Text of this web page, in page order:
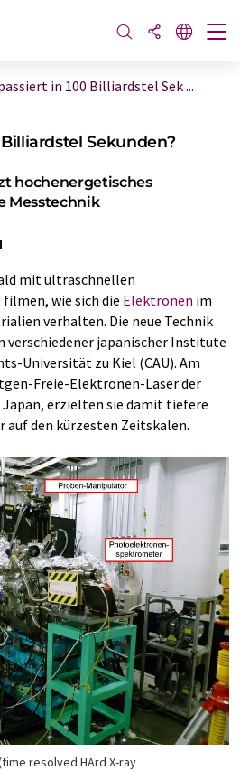
in 100 Billiardstel Sek ...
Sekunden?
hochenergetisches
Messtechnik
mit ultraschnellen
filmen, wie sich die Elektronen im
verhalten. Die neue Technik
verschiedener japanischer Institute
Universität zu Kiel (CAU). Am
Freie-Elektronen-Laser der
erzielten sie damit tiefere
auf den kürzesten Zeitskalen.
resolved HArd X-ray